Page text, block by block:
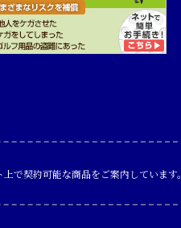
で契約可能な商品をご案内しています。